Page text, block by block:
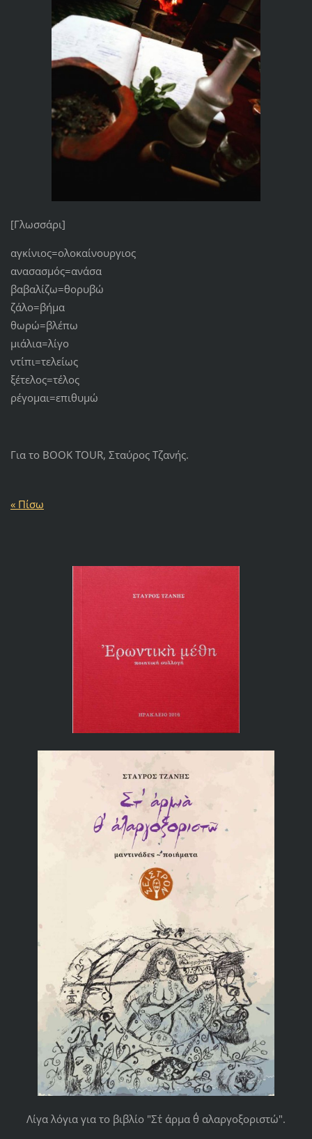
[Γλωσσάρι]
αγκίνιος=ολοκαίνουργιος
ανασασμός=ανάσα
βαβαλίζω=θορυβώ
ζάλο=βήμα
θωρώ=βλέπω
μιάλια=λίγο
ντίπι=τελείως
ξέτελος=τέλος
ρέγομαι=επιθυμώ
Για το BOOK TOUR, Σταύρος Τζανής.
« Πίσω
Λίγα λόγια για το βιβλίο "Στ΄ άρμα θ΄ αλαργοξοριστώ".